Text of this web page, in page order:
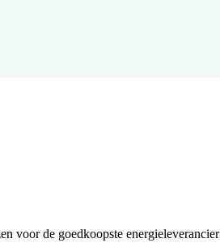
voor de goedkoopste energieleverancier